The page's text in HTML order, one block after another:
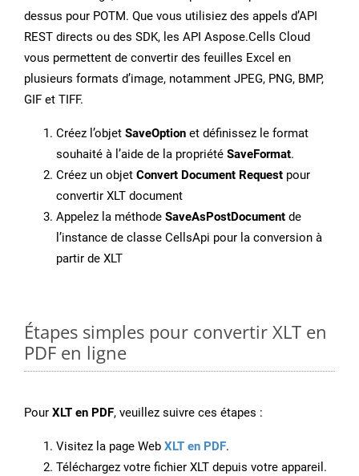
dessus pour POTM. Que vous utilisiez des appels d’API
REST directs ou des SDK, les API Aspose.Cells Cloud
vous permettent de convertir des feuilles Excel en
plusieurs formats d’image, notamment JPEG, PNG, BMP,
GIF et TIFF.
Créez l’objet SaveOption et définissez le format
souhaité à l’aide de la propriété SaveFormat.
Créez un objet Convert Document Request pour
convertir XLT document
Appelez la méthode SaveAsPostDocument de
l’instance de classe CellsApi pour la conversion à
partir de XLT
Étapes simples pour convertir XLT en
PDF en ligne
Pour XLT en PDF, veuillez suivre ces étapes :
Visitez la page Web XLT en PDF.
Téléchargez votre fichier XLT depuis votre appareil.